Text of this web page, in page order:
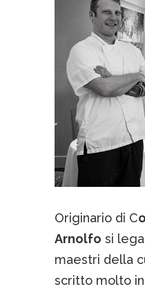
Originario di C
Arnolfo si
maestri della
scritto molto in